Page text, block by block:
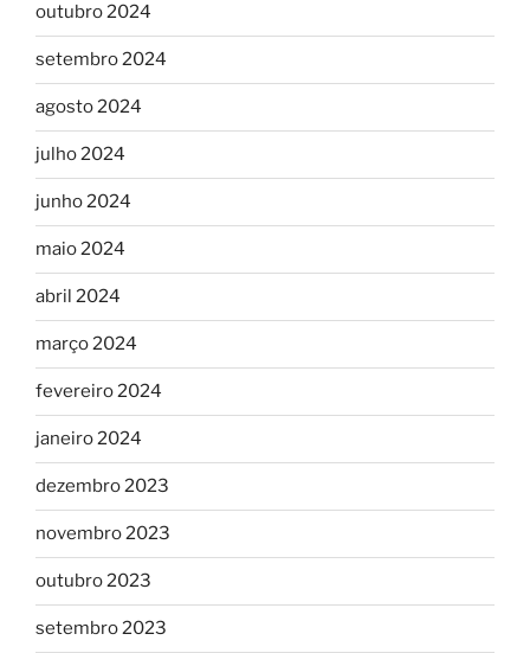
outubro 2024
setembro 2024
agosto 2024
julho 2024
junho 2024
maio 2024
abril 2024
março 2024
fevereiro 2024
janeiro 2024
dezembro 2023
novembro 2023
outubro 2023
setembro 2023